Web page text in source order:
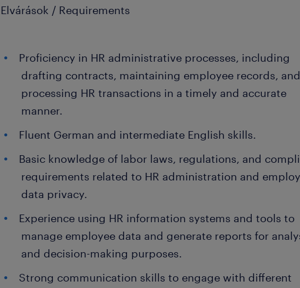
Elvárások / Requirements
Proficiency in HR administrative processes, including
drafting contracts, maintaining employee records, and
processing HR transactions in a timely and accurate
manner.
Fluent German and intermediate English skills.
Basic knowledge of labor laws, regulations, and
requirements related to HR administration and
data privacy.
Experience using HR information systems and tools to
manage employee data and generate reports for
and decision-making purposes.
Strong communication skills to engage with different